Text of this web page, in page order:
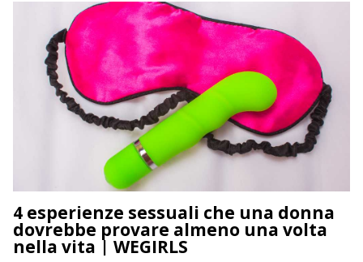
4 esperienze sessuali che una donna
dovrebbe provare almeno una volta
nella vita | WEGIRLS